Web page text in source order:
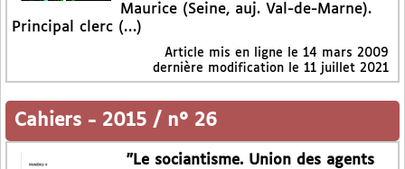
Maurice (Seine, auj. Val-de-Marne).
Principal clerc (…)
Article mis en ligne le 14 mars 2009
dernière modification le 11 juillet 2021
Cahiers - 2015 / n° 26
"Le sociantisme. Union des agents